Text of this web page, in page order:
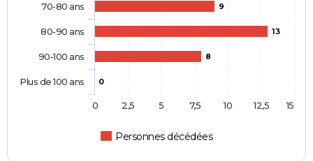
9
13
8
0
Personnes décédées
70-80 ans
80-90 ans
90-100 ans
Plus de 100 ans
0 2,5 5 7,5 10 12,5 15